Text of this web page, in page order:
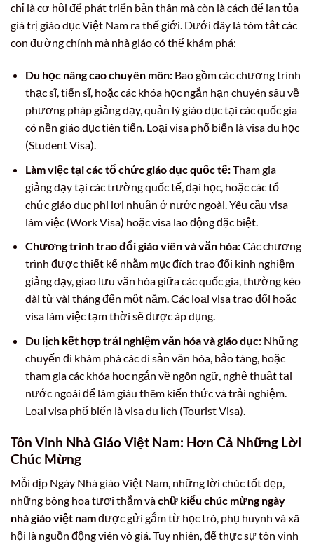
chỉ là cơ hội để phát triển bản thân mà còn là cách để lan tỏa
giá trị giáo dục Việt Nam ra thế giới. Dưới đây là tóm tắt các
con đường chính mà nhà giáo có thể khám phá:
Du học nâng cao chuyên môn:Bao gồm các chương trình
thạc sĩ, tiến sĩ, hoặc các khóa học ngắn hạn chuyên sâu về
phương pháp giảng dạy, quản lý giáo dục tại các quốc gia
có nền giáo dục tiên tiến. Loại visa phổ biến là visa du học
(Student Visa).
Làm việc tại các tổ chức giáo dục quốc tế:Tham gia
giảng dạy tại các trường quốc tế, đại học, hoặc các tổ
chức giáo dục phi lợi nhuận ở nước ngoài. Yêu cầu visa
làm việc (Work Visa) hoặc visa lao động đặc biệt.
Chương trình trao đổi giáo viên và văn hóa:Các chương
trình được thiết kế nhằm mục đích trao đổi kinh nghiệm
giảng dạy, giao lưu văn hóa giữa các quốc gia, thường kéo
dài từ vài tháng đến một năm. Các loại visa trao đổi hoặc
visa làm việc tạm thời sẽ được áp dụng.
Du lịch kết hợp trải nghiệm văn hóa và giáo dục:Những
chuyến đi khám phá các di sản văn hóa, bảo tàng, hoặc
tham gia các khóa học ngắn về ngôn ngữ, nghệ thuật tại
nước ngoài để làm giàu thêm kiến thức và trải nghiệm.
Loại visa phổ biến là visa du lịch (Tourist Visa).
Tôn Vinh Nhà Giáo Việt Nam: Hơn Cả Những Lời
Chúc Mừng
Mỗi dịp Ngày Nhà giáo Việt Nam, những lời chúc tốt đẹp,
những bông hoa tươi thắm vàchữ kiểu chúc mừng ngày
nhà giáo việt namđược gửi gắm từ học trò, phụ huynh và xã
hội là nguồn động viên vô giá. Tuy nhiên, để thực sự tôn vinh